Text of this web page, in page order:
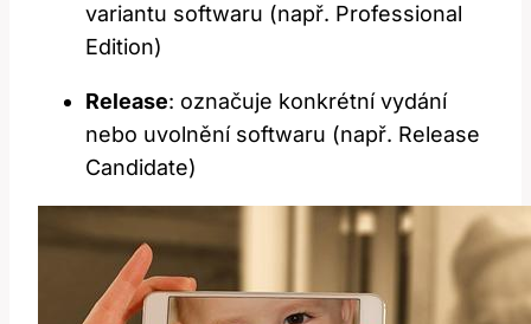
variantu softwaru (např. Professional
Edition)
Release: označuje konkrétní vydání
nebo uvolnění softwaru (např. Release
Candidate)